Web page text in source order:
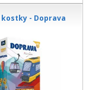
- Doprava